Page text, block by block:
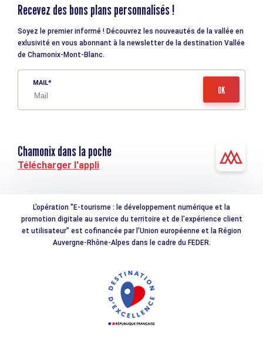
Recevez des bons plans personnalisés !
Soyez le premier informé ! Découvrez les nouveautés de la vallée en
exlusivité en vous abonnant à la newsletter de la destination Vallée
de Chamonix-Mont-Blanc.
MAIL
Chamonix dans la poche
Télécharger l'appli
L'opération "E-tourisme : le développement numérique et la
promotion digitale au service du territoire et de l'expérience client
et utilisateur" est cofinancée par l'Union européenne et la Région
Auvergne-Rhône-Alpes dans le cadre du FEDER.